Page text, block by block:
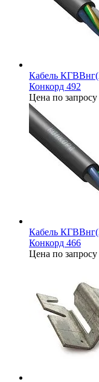
Кабель
Конкорд 492
Цена по запросу
Кабель
Конкорд 466
Цена по запросу